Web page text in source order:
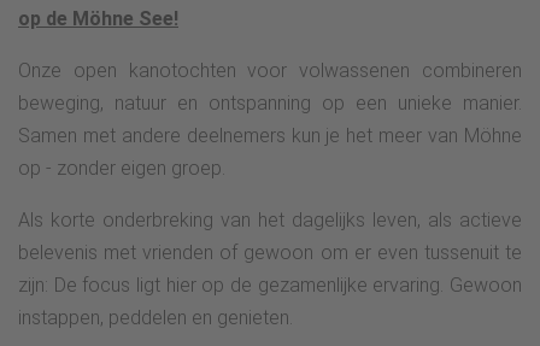
op de Möhne See!
Onze open kanotochten voor volwassenen combineren
beweging, natuur en ontspanning op een unieke manier.
Samen met andere deelnemers kun je het meer van Möhne
op - zonder eigen groep.
Als korte onderbreking van het dagelijks leven, als actieve
belevenis met vrienden of gewoon om er even tussenuit te
zijn: De focus ligt hier op de gezamenlijke ervaring. Gewoon
instappen, peddelen en genieten.